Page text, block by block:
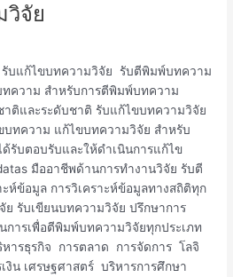
วิจัย
บแก้ไขบทความวิจัย รับตีพิมพ์บทความ
ความ สำหรับการตีพิมพ์บทความ
าติและระดับชาติ รับแก้ไขบทความวิจัย
บทความ แก้ไขบทความวิจัย สำหรับ
รับตอบรับและให้ดำเนินการแก้ไข
มืออาชีพด้านการทำงานวิจัย รับตี
ห์ข้อมูล การวิเคราะห์ข้อมูลทางสถิติทุก
รับเขียนบทความวิจัย ปรึกษาการ
การเพื่อตีพิมพ์บทความวิจัยทุกประเภท
ารธุรกิจ การตลาด การจัดการ โลจิ
น เศรษฐศาสตร์ บริหารการศึกษา